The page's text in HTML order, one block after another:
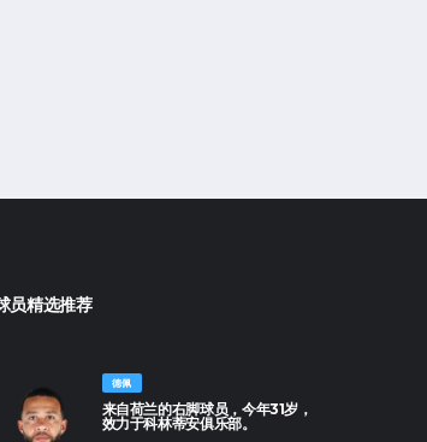
员精选推荐
德佩
来自荷兰的右脚球员，今年31岁，
效力于科林蒂安俱乐部。